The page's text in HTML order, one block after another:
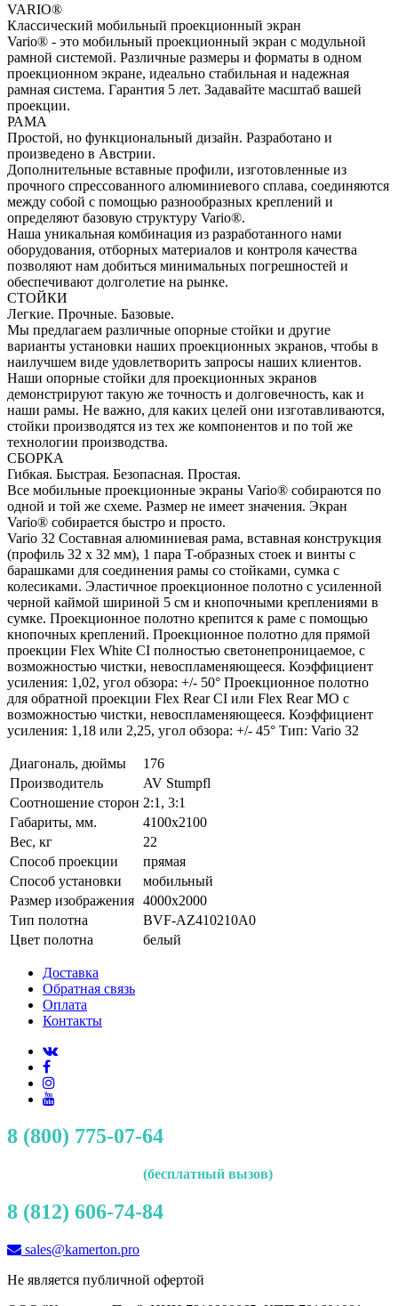
VARIO®
Классический мобильный проекционный экран
Vario® - это мобильный проекционный экран с модульной
рамной системой. Различные размеры и форматы в одном
проекционном экране, идеально стабильная и надежная
рамная система. Гарантия 5 лет. Задавайте масштаб вашей
проекции.
РАМА
Простой, но функциональный дизайн. Разработано и
произведено в Австрии.
Дополнительные вставные профили, изготовленные из
прочного спрессованного алюминиевого сплава, соединяются
между собой с помощью разнообразных креплений и
определяют базовую структуру Vario®.
Наша уникальная комбинация из разработанного нами
оборудования, отборных материалов и контроля качества
позволяют нам добиться минимальных погрешностей и
обеспечивают долголетие на рынке.
СТОЙКИ
Легкие. Прочные. Базовые.
Мы предлагаем различные опорные стойки и другие
варианты установки наших проекционных экранов, чтобы в
наилучшем виде удовлетворить запросы наших клиентов.
Наши опорные стойки для проекционных экранов
демонстрируют такую же точность и долговечность, как и
наши рамы. Не важно, для каких целей они изготавливаются,
стойки производятся из тех же компонентов и по той же
технологии производства.
СБОРКА
Гибкая. Быстрая. Безопасная. Простая.
Все мобильные проекционные экраны Vario® собираются по
одной и той же схеме. Размер не имеет значения. Экран
Vario® собирается быстро и просто.
Vario 32 Составная алюминиевая рама, вставная конструкция
(профиль 32 x 32 мм), 1 пара T-образных стоек и винты с
барашками для соединения рамы со стойками, сумка с
колесиками. Эластичное проекционное полотно с усиленной
черной каймой шириной 5 см и кнопочными креплениями в
сумке. Проекционное полотно крепится к раме с помощью
кнопочных креплений. Проекционное полотно для прямой
проекции Flex White CI полностью светонепроницаемое, с
возможностью чистки, невоспламеняющееся. Коэффициент
усиления: 1,02, угол обзора: +/- 50° Проекционное полотно
для обратной проекции Flex Rear CI или Flex Rear MO с
возможностью чистки, невоспламеняющееся. Коэффициент
усиления: 1,18 или 2,25, угол обзора: +/- 45° Тип: Vario 32
Диагональ, дюймы
176
Производитель
AV Stumpfl
Соотношение сторон 2:1, 3:1
Габариты, мм.
4100x2100
Вес, кг
22
Способ проекции
прямая
Способ установки
мобильный
Размер изображения 4000x2000
Тип полотна
BVF-AZ410210A0
Цвет полотна
белый
Доставка
Обратная связь
Оплата
Контакты
8 (800) 775-07-64
(бесплатный вызов)
8 (812) 606-74-84
sales@kamerton.pro
Не является публичной офертой